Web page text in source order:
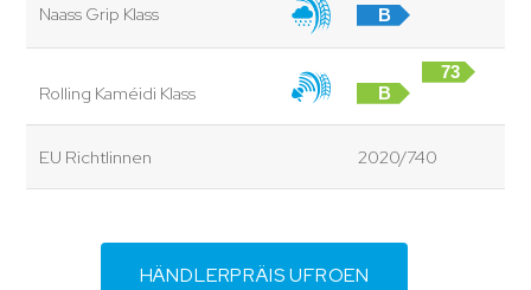
Naass Grip Klass B
Rolling Kaméidi Klass B
73
EU Richtlinnen 2020/740
HÄNDLERPRÄIS UFROEN